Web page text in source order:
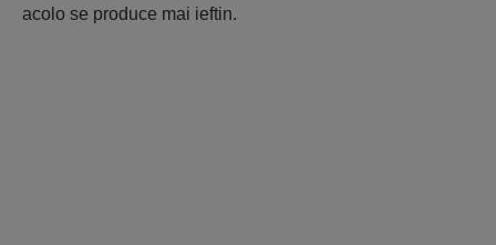
acolo se produce mai ieftin.